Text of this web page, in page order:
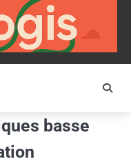
basse